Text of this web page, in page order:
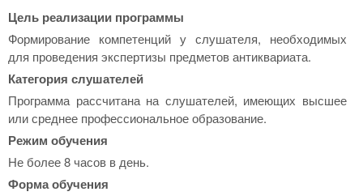
Цель реализации программы
Формирование компетенций у слушателя, необходимых
для проведения экспертизы предметов антиквариата.
Категория слушателей
Программа рассчитана на слушателей, имеющих высшее
или среднее профессиональное образование.
Режим обучения
Не более 8 часов в день.
Форма обучения